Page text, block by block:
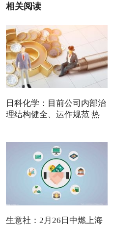
相关阅读
日科化学：目前公司内部治
理结构健全、运作规范 热
生意社：2月26日中燃上海